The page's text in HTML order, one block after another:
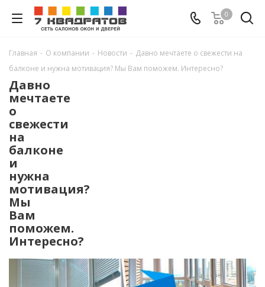
0
Главная - О компании - Новости - Давно мечтаете о свежести на
балконе и нужна мотивация? Мы Вам поможем. Интересно?
Давно
мечтаете
о
свежести
на
балконе
и
нужна
мотивация?
Мы
Вам
поможем.
Интересно?